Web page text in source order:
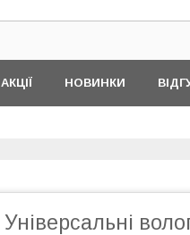
АКЦІЇ НОВИНКИ
Універсальні